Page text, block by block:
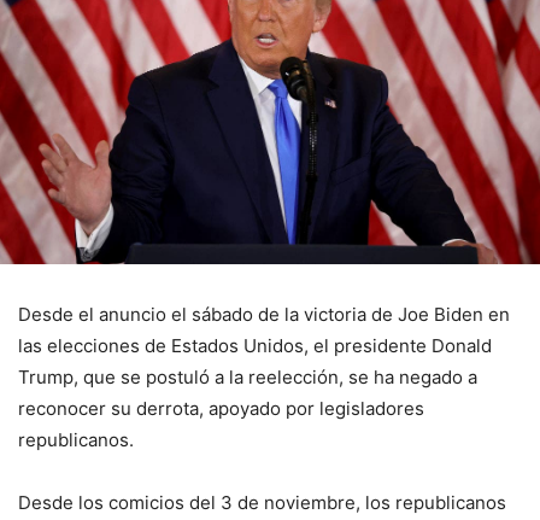
Desde el anuncio el sábado de la victoria de Joe Biden en
las elecciones de Estados Unidos, el presidente Donald
Trump, que se postuló a la reelección, se ha negado a
reconocer su derrota, apoyado por legisladores
republicanos.
Desde los comicios del 3 de noviembre, los republicanos